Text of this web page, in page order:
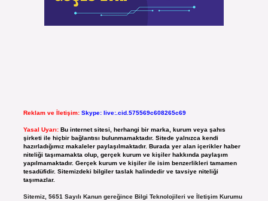
Reklam ve İletişim: Skype: live:.cid.575569c608265c69
Yasal Uyarı: Bu internet sitesi, herhangi bir marka, kurum veya şahıs
şirketi ile hiçbir bağlantısı bulunmamaktadır. Sitede yalnızca kendi
hazırladığımız makaleler paylaşılmaktadır. Burada yer alan içerikler haber
niteliği taşımamakta olup, gerçek kurum ve kişiler hakkında paylaşım
yapılmamaktadır. Gerçek kurum ve kişiler ile isim benzerlikleri tamamen
tesadüfidir. Sitemizdeki bilgiler taslak halindedir ve tavsiye niteliği
taşımazlar.
Sitemiz, 5651 Sayılı Kanun gereğince Bilgi Teknolojileri ve İletişim Kurumu